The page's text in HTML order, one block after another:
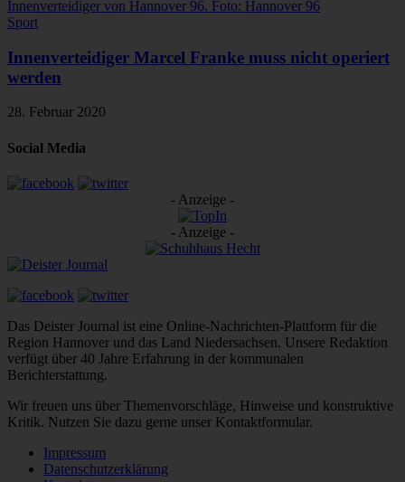
Sport
Innenverteidiger Marcel Franke muss nicht operiert
werden
28. Februar 2020
Social Media
- Anzeige -
- Anzeige -
Das Deister Journal ist eine Online-Nachrichten-Plattform für die
Region Hannover und das Land Niedersachsen. Unsere Redaktion
verfügt über 40 Jahre Erfahrung in der kommunalen
Berichterstattung.
Wir freuen uns über Themenvorschläge, Hinweise und konstruktive
Kritik. Nutzen Sie dazu gerne unser Kontaktformular.
Impressum
Datenschutzerklärung